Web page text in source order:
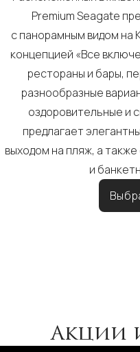
Premium Seagate
с панорамным видом на
концепцией «Все
рестораны и бары,
разнообразные
оздоровительные и
предлагает
выходом на пляж, а
и
Акции